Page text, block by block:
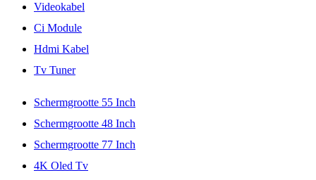
Videokabel
Ci Module
Hdmi Kabel
Tv Tuner
Schermgrootte 55 Inch
Schermgrootte 48 Inch
Schermgrootte 77 Inch
4K Oled Tv